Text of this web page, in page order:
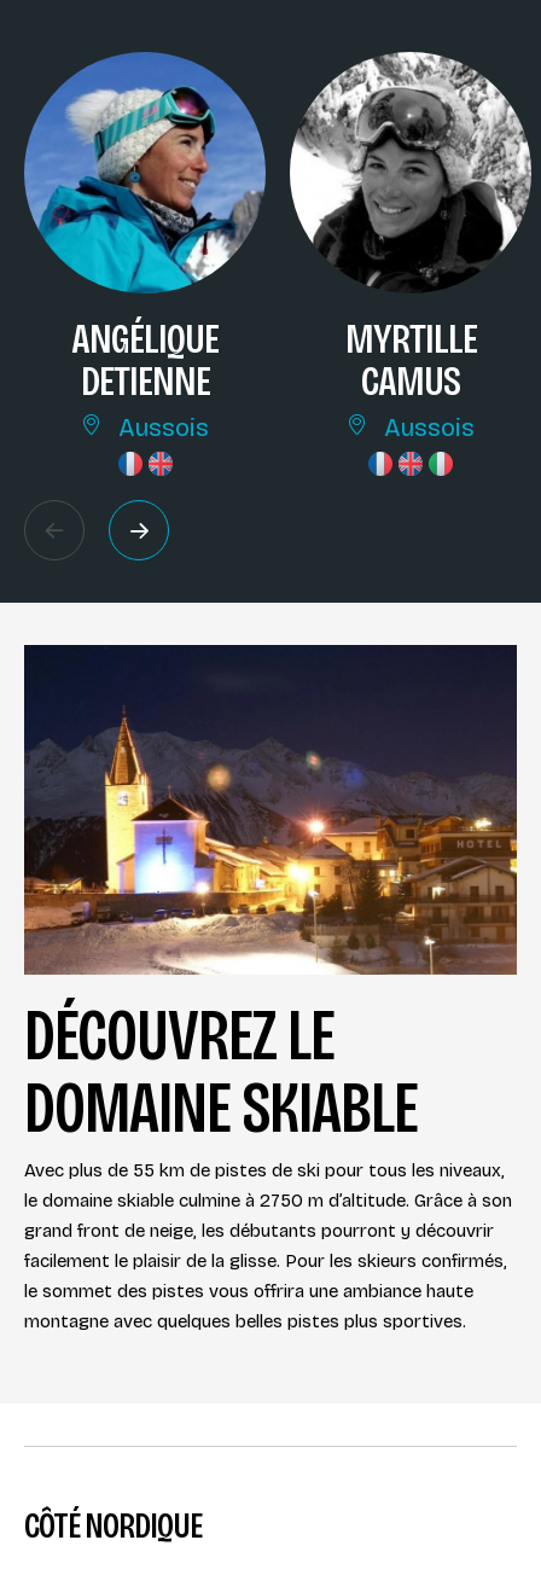
ANGÉLIQUE
DETIENNE
Aussois
MYRTILLE
CAMUS
Aussois
PrécédentSuivant
DÉCOUVREZ LE
DOMAINE SKIABLE
Avec plus de 55 km de pistes de ski pour tous les niveaux,
le domaine skiable culmine à 2750 m d’altitude. Grâce à son
grand front de neige, les débutants pourront y découvrir
facilement le plaisir de la glisse. Pour les skieurs confirmés,
le sommet des pistes vous offrira une ambiance haute
montagne avec quelques belles pistes plus sportives.
CÔTÉ NORDIQUE